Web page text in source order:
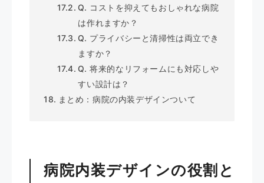
Q. コストを抑えてもおしゃれな病院
は作れますか？
Q. プライバシーと清掃性は両立でき
ますか？
Q. 将来的なリフォームにも対応しや
すい設計は？
まとめ：病院の内装デザインついて
病院内装デザインの役割と